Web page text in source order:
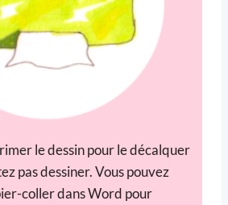
le dessin pour le décalquer
pas dessiner. Vous pouvez
coller dans Word pour